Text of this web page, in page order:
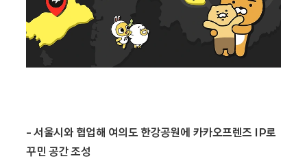
-서울시와 협업해 여의도 한강공원에 카카오프렌즈 IP로
꾸민 공간 조성